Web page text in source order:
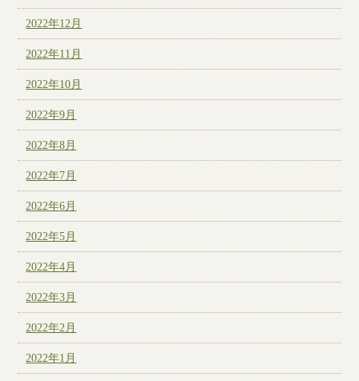
2022年12月
2022年11月
2022年10月
2022年9月
2022年8月
2022年7月
2022年6月
2022年5月
2022年4月
2022年3月
2022年2月
2022年1月